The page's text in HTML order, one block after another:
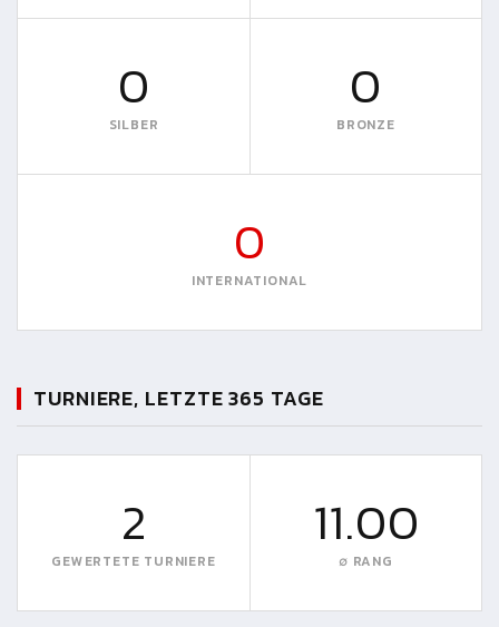
0
SILBER
0
BRONZE
0
INTERNATIONAL
TURNIERE, LETZTE 365 TAGE
2
GEWERTETE TURNIERE
11.00
∅ RANG